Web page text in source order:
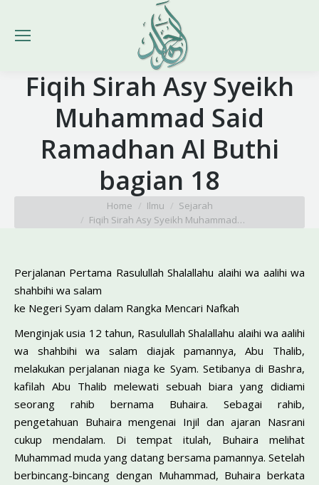
Fiqih Sirah Asy Syeikh
Muhammad Said
Ramadhan Al Buthi
bagian 18
Home Ilmu
Sejarah
Fiqih Sirah Asy Syeikh Muhammad…
Perjalanan Pertama Rasulullah Shalallahu alaihi wa aalihi wa
shahbihi wa salam
ke Negeri Syam dalam Rangka Mencari Nafkah
Menginjak usia 12 tahun, Rasulullah Shalallahu alaihi wa aalihi
wa shahbihi wa salam diajak pamannya, Abu Thalib,
melakukan perjalanan niaga ke Syam. Setibanya di Bashra,
kafilah Abu Thalib melewati sebuah biara yang didiami
seorang rahib bernama Buhaira. Sebagai rahib,
pengetahuan Buhaira mengenai Injil dan ajaran Nasrani
cukup mendalam. Di tempat itulah, Buhaira melihat
Muhammad muda yang datang bersama pamannya. Setelah
berbincang-bincang dengan Muhammad, Buhaira berkata